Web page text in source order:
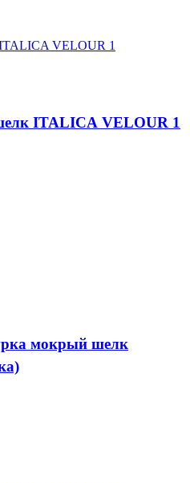
ITALICA VELOUR 1
мокрый шелк